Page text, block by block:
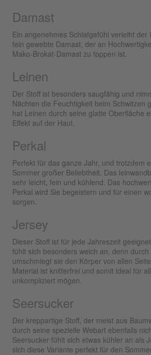
Damast
Ein angenehmes Schlafgefühl verleiht der
fein gewebte Damast, der an
Mako-Brokat-Damast zu toppen ist.
Leinen
Der Stoff ist besonders saugfähig und
Nächten die Feuchtigkeit beim Schwitzen
hat Leinen durch seine glatte Oberfläche
Effekt auf der Haut.
Perkal
Perfekt für das ganze Jahr, und trotzdem
Sommer großer Beliebtheit. Das
sehr leicht, fein und kühlend. Das
Perkal wird Sie begeistern und für einen
sorgen.
Jersey
Dieser Stoff ist für jede Jahreszeit
fühlt sich besonders weich an, denn
umschmiegt sie den Körper von allen
Material ist knitterfrei und somit ideal für
unkompliziert mögen.
Seersucker
Der kreppartige Stoff, der meist aus
durch seine spezielle Webart ebenfalls
Seersucker fühlt sich etwas kühler an als
sich diese Variante perfekt für den